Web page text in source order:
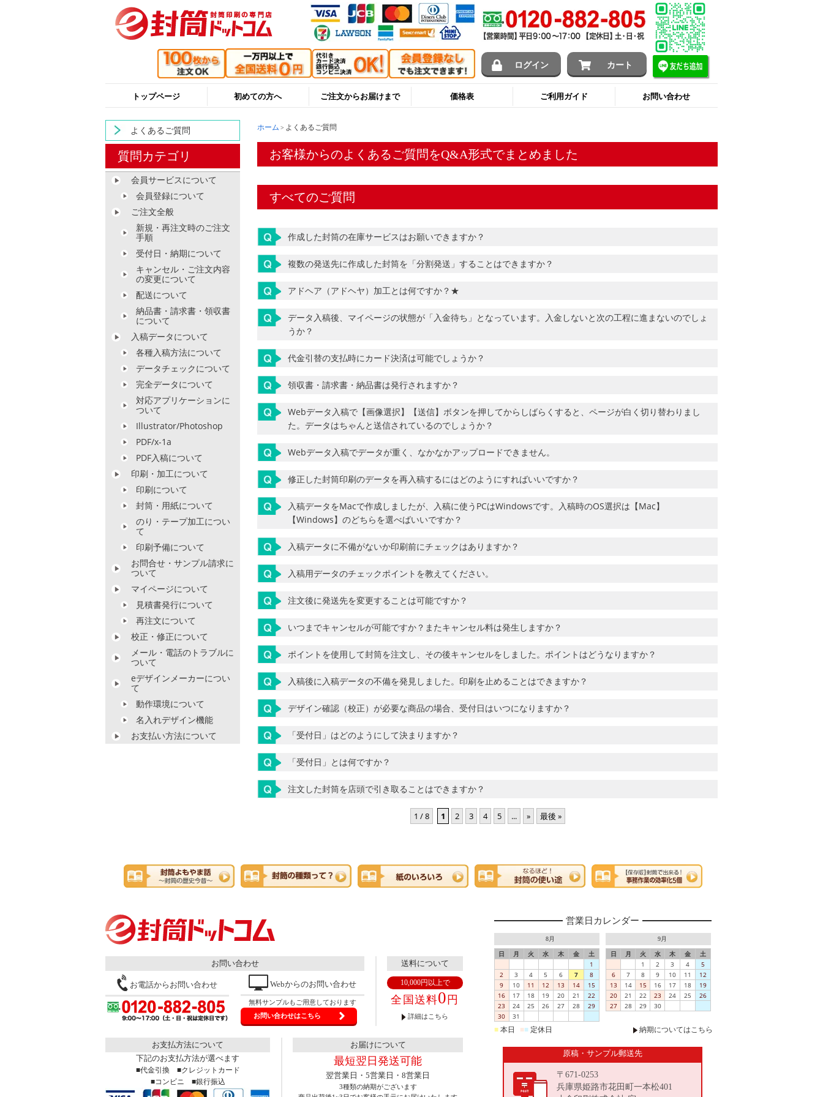
カート
ログイン
トップページ 初めての方へ ご注文からお届けまで 価格表 ご利用ガイド お問い合わせ
ホーム よくあるご質問
お客様からのよくあるご質問をQ&A形式でまとめました
すべてのご質問
作成した封筒の在庫サービスはお願いできますか？
複数の発送先に作成した封筒を「分割発送」することはできますか？
アドヘア（アドヘヤ）加工とは何ですか？★
データ入稿後、マイページの状態が「入金待ち」となっています。入金しないと次の工程に進まないのでしょ
うか？
代金引替の支払時にカード決済は可能でしょうか？
領収書・請求書・納品書は発行されますか？
Webデータ入稿で【画像選択】【送信】ボタンを押してからしばらくすると、ページが白く切り替わりまし
た。データはちゃんと送信されているのでしょうか？
Webデータ入稿でデータが重く、なかなかアップロードできません。
修正した封筒印刷のデータを再入稿するにはどのようにすればいいですか？
入稿データをMacで作成しましたが、入稿に使うPCはWindowsです。入稿時のOS選択は【Mac】
【Windows】のどちらを選べばいいですか？
入稿データに不備がないか印刷前にチェックはありますか？
入稿用データのチェックポイントを教えてください。
注文後に発送先を変更することは可能ですか？
いつまでキャンセルが可能ですか？またキャンセル料は発生しますか？
ポイントを使用して封筒を注文し、その後キャンセルをしました。ポイントはどうなりますか？
入稿後に入稿データの不備を発見しました。印刷を止めることはできますか？
デザイン確認（校正）が必要な商品の場合、受付日はいつになりますか？
「受付日」はどのようにして決まりますか？
「受付日」とは何ですか？
注文した封筒を店頭で引き取ることはできますか？
1 / 8 1 2 3 4 5 ... » 最後 »
よくあるご質問
質問カテゴリ
会員サービスについて
会員登録について
ご注文全般
新規・再注文時のご注文
手順
受付日・納期について
キャンセル・ご注文内容
の変更について
配送について
納品書・請求書・領収書
について
入稿データについて
各種入稿方法について
データチェックについて
完全データについて
対応アプリケーションに
ついて
Illustrator/Photoshop
PDF/x-1a
PDF入稿について
印刷・加工について
印刷について
封筒・用紙について
のり・テープ加工につい
て
印刷予備について
お問合せ・サンプル請求に
ついて
マイページについて
見積書発行について
再注文について
校正・修正について
メール・電話のトラブルに
ついて
eデザインメーカーについ
て
動作環境について
名入れデザイン機能
お支払い方法について
お問い合わせ
お電話からお問い合わせ Webからのお問い合わせ
無料サンプルもご用意しております
お問い合わせはこちら
送料について
10,000円以上で
全国送料0 円
詳細はこちら
お支払方法について
下記のお支払方法が選べます
■代金引換 ■クレジットカード
■コンビニ ■銀行振込
お届けについて
最短翌日発送可能
翌営業日・5営業日・8営業日
3種類の納期がございます
営業日カレンダー
8月
日 月 火 水 木 金
土
1
2
3 4 5 6 7
8
9
10 11 12 13 14
15
16
17 18 19 20 21
22
23
24 25 26 27 28
29
30
31
9月
日 月 火 水 木 金
土
1
2 3 4
5
6
7 8 9 10 11
12
13
14 15 16 17 18
19
20
21 22 23 24 25
26
27
28 29 30
■ 本日 ■■ 定休日 納期についてはこちら
原稿・サンプル郵送先
〒671-0253
兵庫県姫路市花田町一本松401